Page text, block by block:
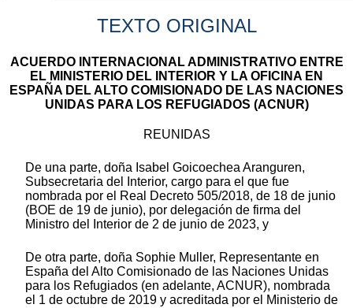
TEXTO ORIGINAL
ACUERDO INTERNACIONAL ADMINISTRATIVO ENTRE
EL MINISTERIO DEL INTERIOR Y LA OFICINA EN
ESPAÑA DEL ALTO COMISIONADO DE LAS NACIONES
UNIDAS PARA LOS REFUGIADOS (ACNUR)
REUNIDAS
De una parte, doña Isabel Goicoechea Aranguren,
Subsecretaria del Interior, cargo para el que fue
nombrada por el Real Decreto 505/2018, de 18 de junio
(BOE de 19 de junio), por delegación de firma del
Ministro del Interior de 2 de junio de 2023, y
De otra parte, doña Sophie Muller, Representante en
España del Alto Comisionado de las Naciones Unidas
para los Refugiados (en adelante, ACNUR), nombrada
el 1 de octubre de 2019 y acreditada por el Ministerio de